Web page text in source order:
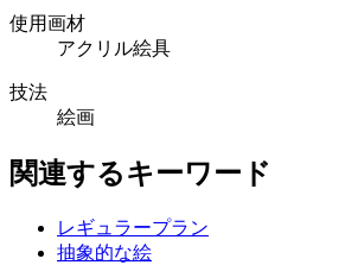
使用画材
アクリル絵具
技法
絵画
関連するキーワード
レギュラープラン
抽象的な絵